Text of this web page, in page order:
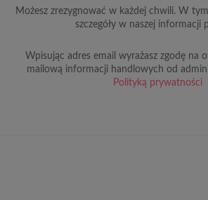
Możesz zrezygnować w każdej chwili. W
szczegóły w naszej informacji
Wpisując adres email wyrażasz zgodę na
mailową informacji handlowych od
Polityką prywatności